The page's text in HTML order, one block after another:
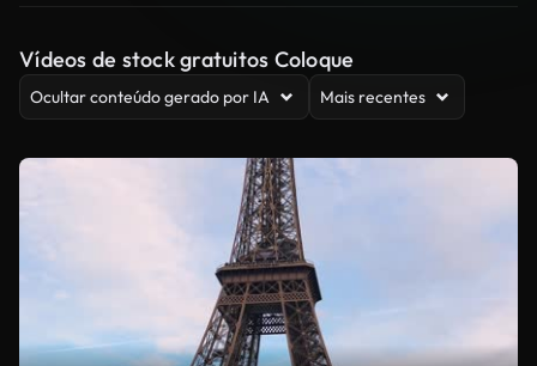
Vídeos de stock gratuitos Coloque
Ocultar conteúdo gerado por IA Mais recentes